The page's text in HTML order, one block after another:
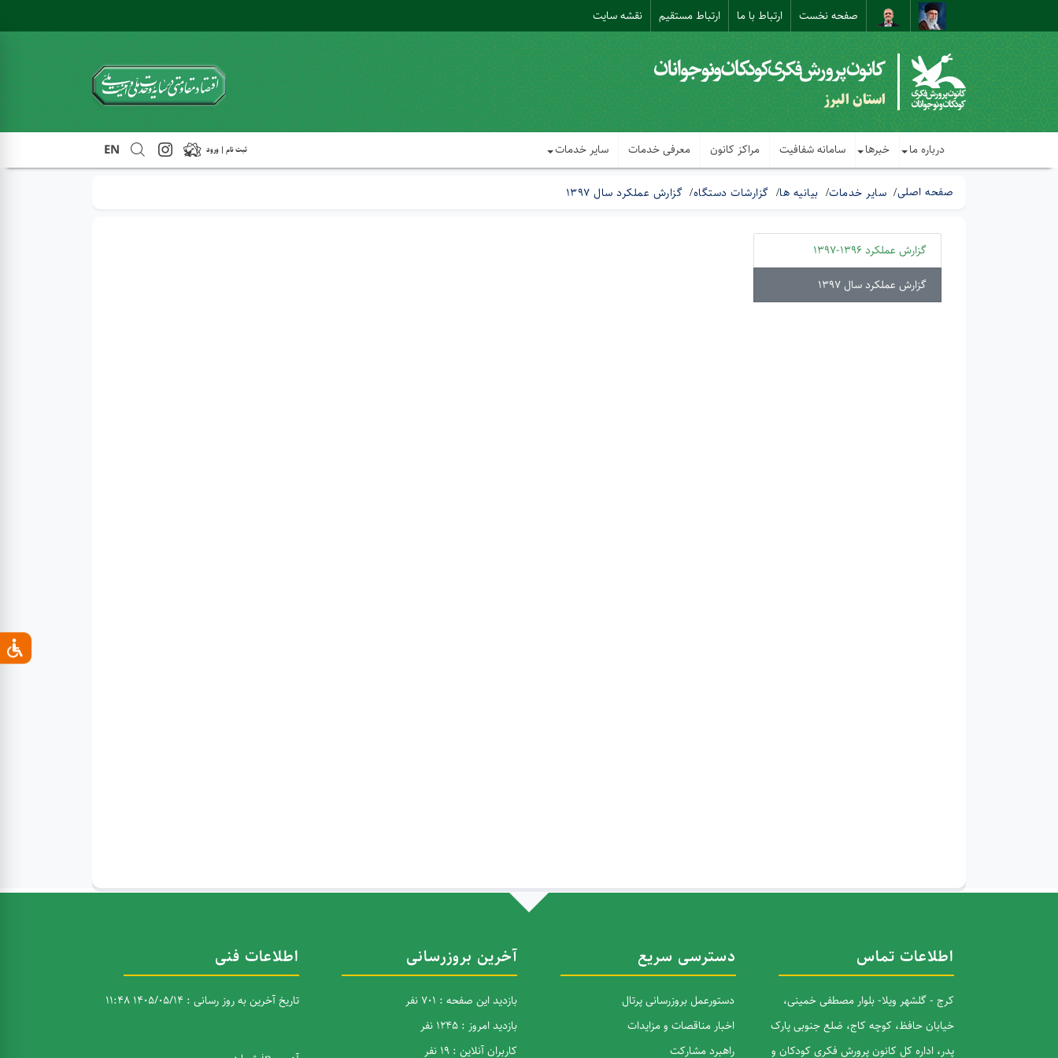
صفحه نخست ارتباط با ما ارتباط مستقیم نقشه سایت
استان البرز
درباره ما خبرها سامانه شفافیت مراکز کانون معرفی خدمات سایر خدمات EN ثبت نام | ورود
صفحه اصلی سایر خدمات بیانیه ها گزارشات دستگاه گزارش عملکرد سال 1397
گزارش عملکرد 1396-1397
گزارش عملکرد سال 1397
اطلاعات تماس
کرج - گلشهر ویلا- بلوار مصطفی خمینی،
خیابان حافظ، کوچه کاج، ضلع جنوبی پارک
پدر، اداره کل کانون پرورش فکری کودکان و
دسترسی سریع
دستورعمل بروزرسانی پرتال
اخبار مناقصات و مزایدات
راهبرد مشارکت
آخرین بروزرسانی
بازدید این صفحه : 701 نفر
بازدید امروز : 1245 نفر
کاربران آنلاین : 19 نفر
اطلاعات فنی
تاریخ آخرین به روز رسانی : 1405/05/14 11:48